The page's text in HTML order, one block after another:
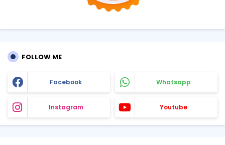
FOLLOW ME
Facebook Whatsapp
Instagram Youtube